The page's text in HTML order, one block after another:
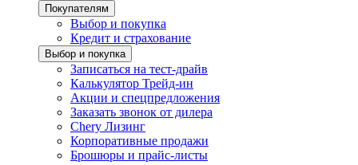
Покупателям
Выбор и покупка
Кредит и страхование
Выбор и покупка
Записаться на тест-драйв
Калькулятор Трейд-ин
Акции и спецпредложения
Заказать звонок от дилера
Chery Лизинг
Корпоративные продажи
Брошюры и прайс-листы